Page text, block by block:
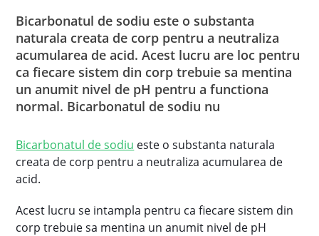
Bicarbonatul de sodiu este o substanta
naturala creata de corp pentru a neutraliza
acumularea de acid. Acest lucru are loc pentru
ca fiecare sistem din corp trebuie sa mentina
un anumit nivel de pH pentru a functiona
normal. Bicarbonatul de sodiu nu
Bicarbonatul de sodiu este o substanta naturala
creata de corp pentru a neutraliza acumularea de
acid.
Acest lucru se intampla pentru ca fiecare sistem din
corp trebuie sa mentina un anumit nivel de pH